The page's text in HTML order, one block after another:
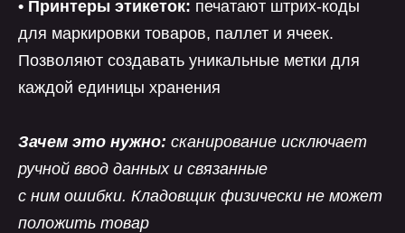
• Принтеры этикеток: печатают штрих-коды
для маркировки товаров, паллет и ячеек.
Позволяют создавать уникальные метки для
каждой единицы хранения
Зачем это нужно: сканирование исключает
ручной ввод данных и связанные
с ним ошибки. Кладовщик физически не может
положить товар